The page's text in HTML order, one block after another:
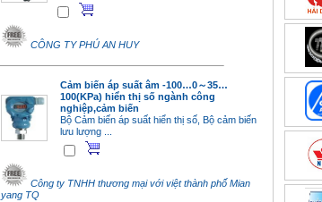
CÔNG TY PHÚ AN HUY
Cảm biến áp suất âm -100…0～35…
100(KPa) hiển thị số ngành công
nghiệp,cảm biến
Bộ Cảm biến áp suất hiển thị số, Bộ cảm biến
lưu lượng ...
Công ty TNHH thương mại với việt thành phố Mian
yang TQ